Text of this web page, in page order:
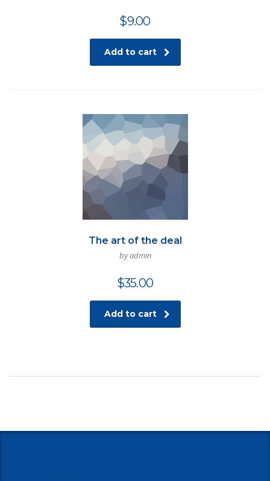
$9.00
Add to cart
The art of the deal
by admin
$35.00
Add to cart